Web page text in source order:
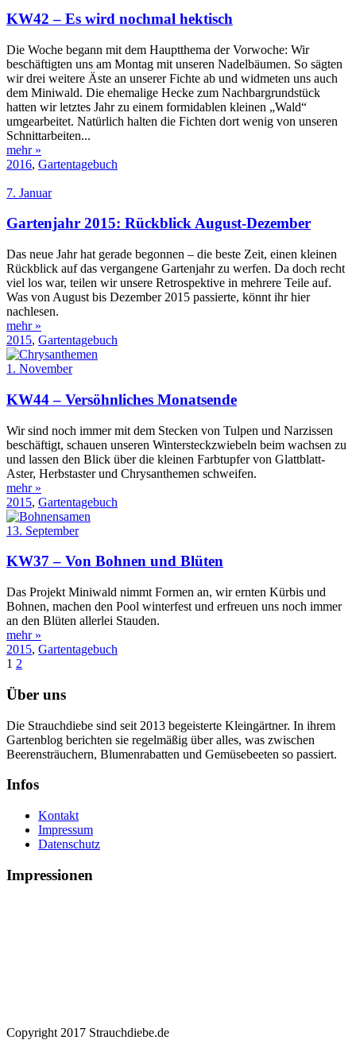
KW42 – Es wird nochmal hektisch
Die Woche begann mit dem Hauptthema der Vorwoche: Wir
beschäftigten uns am Montag mit unseren Nadelbäumen. So sägten
wir drei weitere Äste an unserer Fichte ab und widmeten uns auch
dem Miniwald. Die ehemalige Hecke zum Nachbargrundstück
hatten wir letztes Jahr zu einem formidablen kleinen „Wald“
umgearbeitet. Natürlich halten die Fichten dort wenig von unseren
Schnittarbeiten...
mehr »
2016, Gartentagebuch
7. Januar
Gartenjahr 2015: Rückblick August-Dezember
Das neue Jahr hat gerade begonnen – die beste Zeit, einen kleinen
Rückblick auf das vergangene Gartenjahr zu werfen. Da doch recht
viel los war, teilen wir unsere Retrospektive in mehrere Teile auf.
Was von August bis Dezember 2015 passierte, könnt ihr hier
nachlesen.
mehr »
2015, Gartentagebuch
1. November
KW44 – Versöhnliches Monatsende
Wir sind noch immer mit dem Stecken von Tulpen und Narzissen
beschäftigt, schauen unseren Wintersteckzwiebeln beim wachsen zu
und lassen den Blick über die kleinen Farbtupfer von Glattblatt-
Aster, Herbstaster und Chrysanthemen schweifen.
mehr »
2015, Gartentagebuch
13. September
KW37 – Von Bohnen und Blüten
Das Projekt Miniwald nimmt Formen an, wir ernten Kürbis und
Bohnen, machen den Pool winterfest und erfreuen uns noch immer
an den Blüten allerlei Stauden.
mehr »
2015, Gartentagebuch
1 2
Über uns
Die Strauchdiebe sind seit 2013 begeisterte Kleingärtner. In ihrem
Gartenblog berichten sie regelmäßig über alles, was zwischen
Beerensträuchern, Blumenrabatten und Gemüsebeeten so passiert.
Infos
Kontakt
Impressum
Datenschutz
Impressionen
Copyright 2017 Strauchdiebe.de